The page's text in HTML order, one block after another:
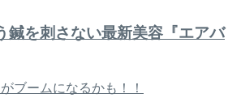
鍼を刺さない最新美容『エアバ